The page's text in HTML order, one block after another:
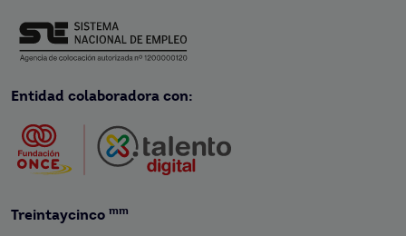
Entidad colaboradora con:
Treintaycinco mm